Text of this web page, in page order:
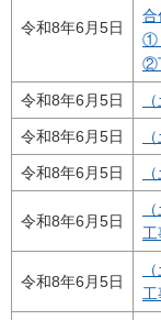
令和8年6月5日
合
①
②
令和8年6月5日
令和8年6月5日
令和8年6月5日
令和8年6月5日
工
令和8年6月5日
工